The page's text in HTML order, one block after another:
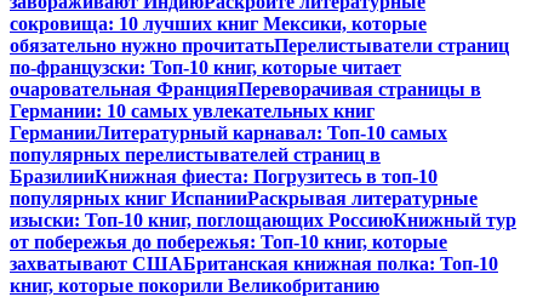
сокровища: 10 лучших книг Мексики, которые
обязательно нужно прочитатьПерелистыватели страниц
по-французски: Топ-10 книг, которые читает
очаровательная ФранцияПереворачивая страницы в
Германии: 10 самых увлекательных книг
ГерманииЛитературный карнавал: Топ-10 самых
популярных перелистывателей страниц в
БразилииКнижная фиеста: Погрузитесь в топ-10
популярных книг ИспанииРаскрывая литературные
изыски: Топ-10 книг, поглощающих РоссиюКнижный тур
от побережья до побережья: Топ-10 книг, которые
захватывают СШАБританская книжная полка: Топ-10
книг, которые покорили Великобританию